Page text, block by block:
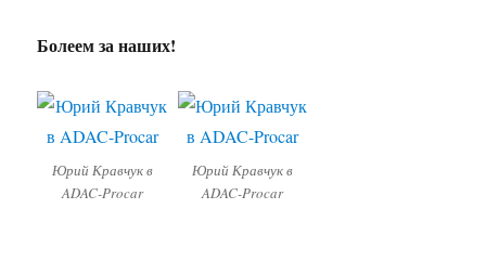
Болеем за наших!
Юрий Кравчук в
ADAC-Procar
Юрий Кравчук в
ADAC-Procar